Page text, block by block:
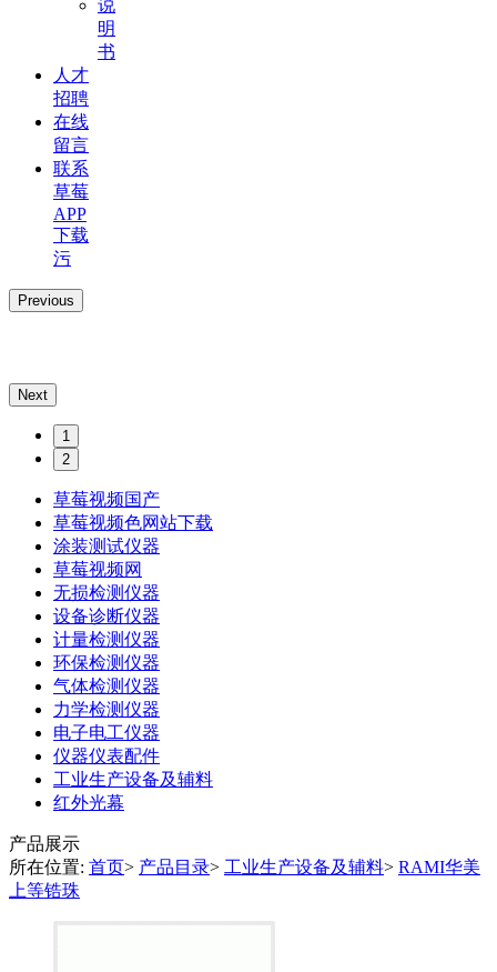
说
明
书
人才
招聘
在线
留言
联系
草莓
APP
下载
污
Previous
Next
1
2
草莓视频国产
草莓视频色网站下载
涂装测试仪器
草莓视频网
无损检测仪器
设备诊断仪器
计量检测仪器
环保检测仪器
气体检测仪器
力学检测仪器
电子电工仪器
仪器仪表配件
工业生产设备及辅料
红外光幕
产品展示
所在位置: 首页> 产品目录> 工业生产设备及辅料> RAMI华美
上等锆珠